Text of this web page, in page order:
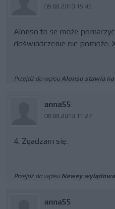
09.08.2010 15:45
Alonso to se może
doświadczenie nie pomoże.
Przejdź do wpisuAlonso stawia
anna55
09.08.2010 11:27
4. Zgadzam się.
Przejdź do wpisu Newey
anna55